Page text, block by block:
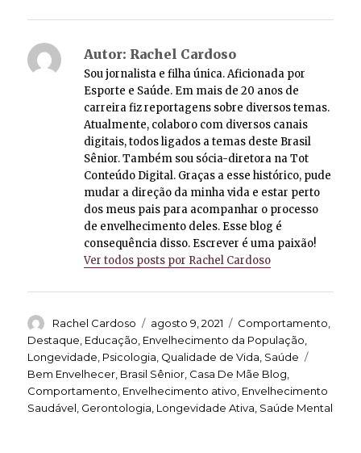
Autor: Rachel Cardoso
Sou jornalista e filha única. Aficionada por
Esporte e Saúde. Em mais de 20 anos de
carreira fiz reportagens sobre diversos temas.
Atualmente, colaboro com diversos canais
digitais, todos ligados a temas deste Brasil
Sênior. Também sou sócia-diretora na Tot
Conteúdo Digital. Graças a esse histórico, pude
mudar a direção da minha vida e estar perto
dos meus pais para acompanhar o processo
de envelhecimento deles. Esse blog é
consequência disso. Escrever é uma paixão!
Ver todos posts por Rachel Cardoso
Autor
Rachel Cardoso
Publicado
em
agosto 9, 2021 Categorias
Comportamento,
Destaque, Educação, Envelhecimento da População,
Longevidade, Psicologia, Qualidade de Vida, Saúde
Bem Envelhecer, Brasil Sênior, Casa De Mãe Blog,
Comportamento, Envelhecimento ativo, Envelhecimento
Saudável, Gerontologia, Longevidade Ativa, Saúde Mental